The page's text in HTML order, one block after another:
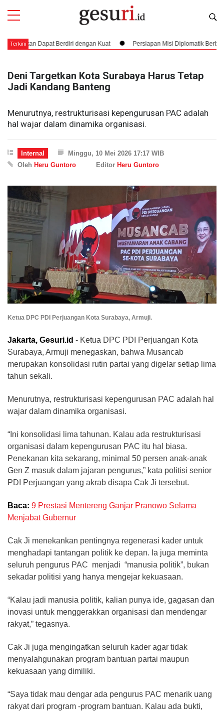
Terkini
Dapat Berdiri dengan Kuat Persiapan Misi Diplomatik Berbahaya dan
Deni Targetkan Kota Surabaya Harus Tetap
Jadi Kandang Banteng
Menurutnya, restrukturisasi kepengurusan PAC adalah
hal wajar dalam dinamika organisasi.
Internal
Minggu, 10 Mei 2026 17:17 WIB
Oleh Heru Guntoro Editor Heru Guntoro
Ketua DPC PDI Perjuangan Kota Surabaya, Armuji.
Jakarta, Gesuri.id - Ketua DPC PDI Perjuangan Kota
Surabaya, Armuji menegaskan, bahwa Musancab
merupakan konsolidasi rutin partai yang digelar setiap lima
tahun sekali.
Menurutnya, restrukturisasi kepengurusan PAC adalah hal
wajar dalam dinamika organisasi.
“Ini konsolidasi lima tahunan. Kalau ada restrukturisasi
organisasi dalam kepengurusan PAC itu hal biasa.
Penekanan kita sekarang, minimal 50 persen anak-anak
Gen Z masuk dalam jajaran pengurus,” kata politisi senior
PDI Perjuangan yang akrab disapa Cak Ji tersebut.
Baca: 9 Prestasi Mentereng Ganjar Pranowo Selama
Menjabat Gubernur
Cak Ji menekankan pentingnya regenerasi kader untuk
menghadapi tantangan politik ke depan. Ia juga meminta
seluruh pengurus PAC menjadi “manusia politik”, bukan
sekadar politisi yang hanya mengejar kekuasaan.
“Kalau jadi manusia politik, kalian punya ide, gagasan dan
inovasi untuk menggerakkan organisasi dan mendengar
rakyat,” tegasnya.
Cak Ji juga mengingatkan seluruh kader agar tidak
menyalahgunakan program bantuan partai maupun
kekuasaan yang dimiliki.
“Saya tidak mau dengar ada pengurus PAC menarik uang
rakyat dari program -program bantuan. Kalau ada bukti,